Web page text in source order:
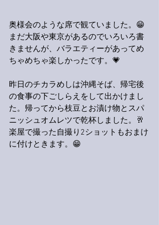
奥様会のような席で観ていました。😁
まだ大阪や東京があるのでいろいろ書
きませんが、バラエティーがあってめ
ちゃめちゃ楽しかったです。💗
昨日のチカラめしは沖縄そば、帰宅後
の食事の下ごしらえをして出かけまし
た。帰ってから枝豆とお漬け物とスパ
ニッシュオムレツで乾杯しました。🥂
楽屋で撮った自撮り2ショットもおまけ
に付けときます。😁